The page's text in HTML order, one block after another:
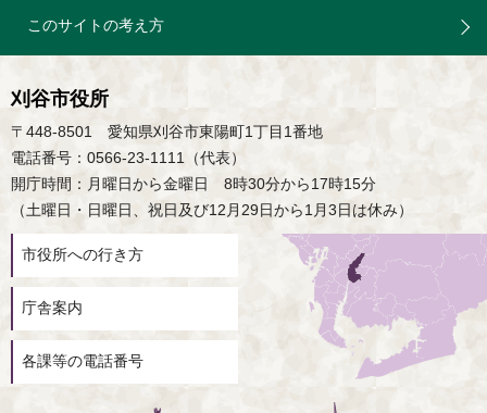
このサイトの考え方
刈谷市役所
〒448-8501 愛知県刈谷市東陽町1丁目1番地
電話番号：0566-23-1111（代表）
開庁時間：月曜日から金曜日 8時30分から17時15分
（土曜日・日曜日、祝日及び12月29日から1月3日は休み）
市役所への行き方
庁舎案内
各課等の電話番号